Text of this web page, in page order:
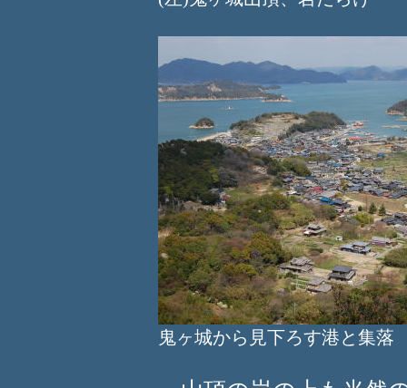
鬼ヶ城から見下ろす港と集落